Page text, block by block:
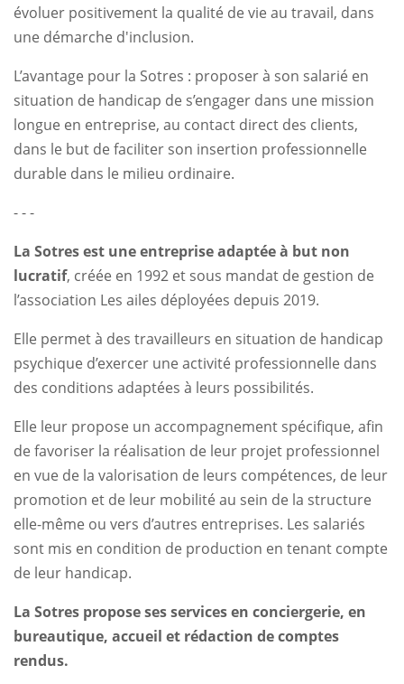
évoluer positivement la qualité de vie au travail, dans
une démarche d'inclusion.
L’avantage pour la Sotres : proposer à son salarié en
situation de handicap de s’engager dans une mission
longue en entreprise, au contact direct des clients,
dans le but de faciliter son insertion professionnelle
durable dans le milieu ordinaire.
- - -
La Sotres est une entreprise adaptée à but non
lucratif, créée en 1992 et sous mandat de gestion de
l’association Les ailes déployées depuis 2019.
Elle permet à des travailleurs en situation de handicap
psychique d’exercer une activité professionnelle dans
des conditions adaptées à leurs possibilités.
Elle leur propose un accompagnement spécifique, afin
de favoriser la réalisation de leur projet professionnel
en vue de la valorisation de leurs compétences, de leur
promotion et de leur mobilité au sein de la structure
elle-même ou vers d’autres entreprises. Les salariés
sont mis en condition de production en tenant compte
de leur handicap.
La Sotres propose ses services en conciergerie, en
bureautique, accueil et rédaction de comptes
rendus.